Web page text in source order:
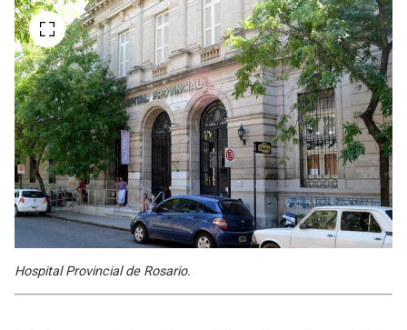
Hospital Provincial de Rosario.